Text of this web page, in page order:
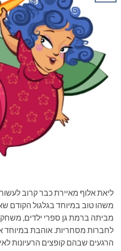
ליאת אלוף מאיירת כבר קרוב
משהו טוב במיוחד בגלגול הקודם
מביתה ברמת גן ספרי ילדים,
לחברות מסחריות. אוהבת
הרגעים שבהם קופצים הרעיונות